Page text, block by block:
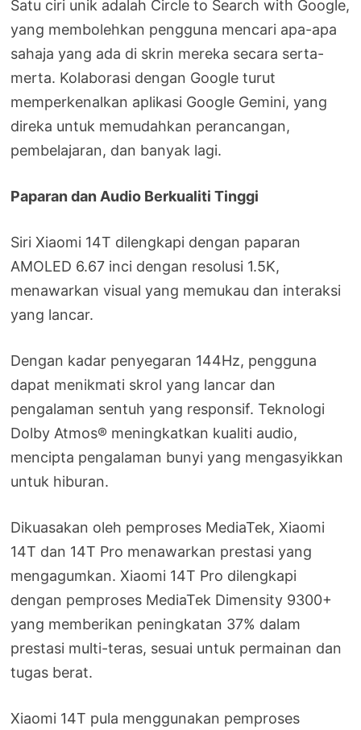
Satu ciri unik adalah Circle to Search with Google,
yang membolehkan pengguna mencari apa-apa
sahaja yang ada di skrin mereka secara serta-
merta. Kolaborasi dengan Google turut
memperkenalkan aplikasi Google Gemini, yang
direka untuk memudahkan perancangan,
pembelajaran, dan banyak lagi.
Paparan dan Audio Berkualiti Tinggi
Siri Xiaomi 14T dilengkapi dengan paparan
AMOLED 6.67 inci dengan resolusi 1.5K,
menawarkan visual yang memukau dan interaksi
yang lancar.
Dengan kadar penyegaran 144Hz, pengguna
dapat menikmati skrol yang lancar dan
pengalaman sentuh yang responsif. Teknologi
Dolby Atmos® meningkatkan kualiti audio,
mencipta pengalaman bunyi yang mengasyikkan
untuk hiburan.
Dikuasakan oleh pemproses MediaTek, Xiaomi
14T dan 14T Pro menawarkan prestasi yang
mengagumkan. Xiaomi 14T Pro dilengkapi
dengan pemproses MediaTek Dimensity 9300+
yang memberikan peningkatan 37% dalam
prestasi multi-teras, sesuai untuk permainan dan
tugas berat.
Xiaomi 14T pula menggunakan pemproses